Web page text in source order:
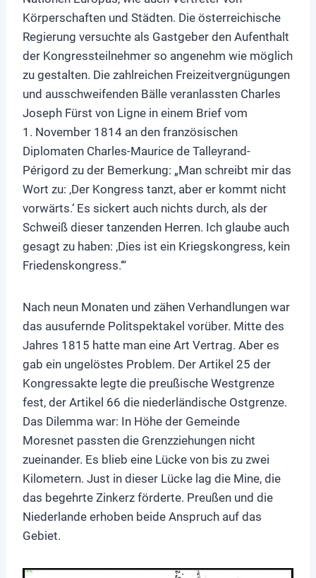
Körperschaften und Städten. Die österreichische
Regierung versuchte als Gastgeber den Aufenthalt
der Kongressteilnehmer so angenehm wie möglich
zu gestalten. Die zahlreichen Freizeitvergnügungen
und ausschweifenden Bälle veranlassten Charles
Joseph Fürst von Ligne in einem Brief vom
1. November 1814 an den französischen
Diplomaten Charles-Maurice de Talleyrand-
Périgord zu der Bemerkung: „Man schreibt mir das
Wort zu: ‚Der Kongress tanzt, aber er kommt nicht
vorwärts.‘ Es sickert auch nichts durch, als der
Schweiß dieser tanzenden Herren. Ich glaube auch
gesagt zu haben: ‚Dies ist ein Kriegskongress, kein
Friedenskongress.‘“
Nach neun Monaten und zähen Verhandlungen war
das ausufernde Politspektakel vorüber. Mitte des
Jahres 1815 hatte man eine Art Vertrag. Aber es
gab ein ungelöstes Problem. Der Artikel 25 der
Kongressakte legte die preußische Westgrenze
fest, der Artikel 66 die niederländische Ostgrenze.
Das Dilemma war: In Höhe der Gemeinde
Moresnet passten die Grenzziehungen nicht
zueinander. Es blieb eine Lücke von bis zu zwei
Kilometern. Just in dieser Lücke lag die Mine, die
das begehrte Zinkerz förderte. Preußen und die
Niederlande erhoben beide Anspruch auf das
Gebiet.